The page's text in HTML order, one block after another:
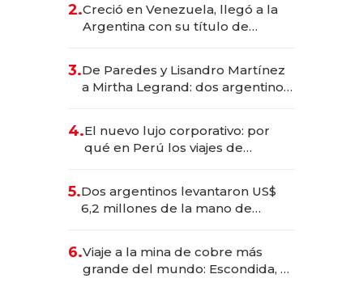
2.Creció en Venezuela, llegó a la
Argentina con su título de
las marcas "fast premium"
3.De Paredes y Lisandro Martínez
a Mirtha Legrand: dos argentinos
4.El nuevo lujo corporativo: por
qué en Perú los viajes de
para convertirse en experiencias
transformadoras
5.Dos argentinos levantaron US$
6,2 millones de la mano de
6.Viaje a la mina de cobre más
grande del mundo: Escondida, el